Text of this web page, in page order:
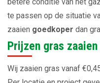
te passen op de situatie
zaaien goedkoper dan
Prijzen gras
Wij zaaien gras vanaf